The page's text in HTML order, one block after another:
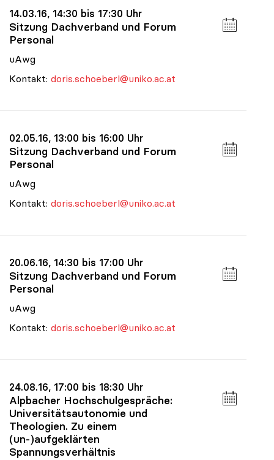
14.03.16, 14:30 bis 17:30 Uhr
Sitzung Dachverband und Forum
Personal
uAwg
Kontakt: doris.schoeberl@uniko.ac.at
02.05.16, 13:00 bis 16:00 Uhr
Sitzung Dachverband und Forum
Personal
uAwg
Kontakt: doris.schoeberl@uniko.ac.at
20.06.16, 14:30 bis 17:00 Uhr
Sitzung Dachverband und Forum
Personal
uAwg
Kontakt: doris.schoeberl@uniko.ac.at
24.08.16, 17:00 bis 18:30 Uhr
Alpbacher Hochschulgespräche:
Universitätsautonomie und
Theologien. Zu einem
(un-)aufgeklärten
Spannungsverhältnis